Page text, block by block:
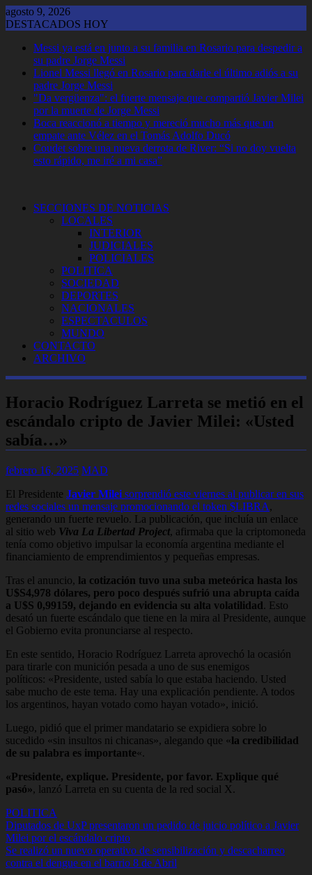
Saltar
al
agosto 9, 2026
DESTACADOS HOY
Messi ya está en junto a su familia en Rosario para despedir a
su padre Jorge Messi
Lionel Messi llegó en Rosario para darle el último adiós a su
padre Jorge Messi
"Da vergüenza": el fuerte mensaje que compartió Javier Milei
por la muerte de Jorge Messi
Boca reaccionó a tiempo y mereció mucho más que un
empate ante Vélez en el Tomás Adolfo Ducó
Coudet sobre una nueva derrota de River: “Si no doy vuelta
esto rápido, me iré a mi casa”
SECCIONES DE NOTICIAS
LOCALES
INTERIOR
JUDICIALES
POLICIALES
POLITICA
SOCIEDAD
DEPORTES
NACIONALES
ESPECTACULOS
MUNDO
CONTACTO
ARCHIVO
Horacio Rodríguez Larreta se metió en el
escándalo cripto de Javier Milei: «Usted
sabía…»
febrero 16, 2025 MAD
El Presidente Javier Milei sorprendió este viernes al publicar en sus
redes sociales un mensaje promocionando el token $LIBRA,
generando un fuerte revuelo. La publicación, que incluía un enlace
al sitio web Viva La Libertad Project, afirmaba que la criptomoneda
tenía como objetivo impulsar la economía argentina mediante el
financiamiento de emprendimientos y pequeñas empresas.
Tras el anuncio, la cotización tuvo una suba meteórica hasta los
U$S4,978 dólares, pero poco después sufrió una abrupta caída
a U$S 0,99159, dejando en evidencia su alta volatilidad. Esto
desató un fuerte escándalo que tiene en la mira al Presidente, aunque
el Gobierno evita pronunciarse al respecto.
En este sentido, Horacio Rodríguez Larreta aprovechó la ocasión
para tirarle con munición pesada a uno de sus enemigos
políticos: «Presidente, usted sabía lo que estaba haciendo. Usted
sabe mucho de este tema. Hay una explicación pendiente. A todos
los argentinos, hayan votado como hayan votado», inició.
Luego, pidió que el primer mandatario se expidiera sobre lo
sucedido «sin insultos ni chicanas», alegando que «la credibilidad
de su palabra es importante«.
«Presidente, explique. Presidente, por favor. Explique qué
pasó», lanzó Larreta en su cuenta de la red social X.
POLITICA
Navegación
de
entradas
Diputados de UxP presentaron un pedido de juicio político a Javier
Milei por el escándalo cripto
Se realizó un nuevo operativo de sensibilización y descacharreo
contra el dengue en el barrio 8 de Abril